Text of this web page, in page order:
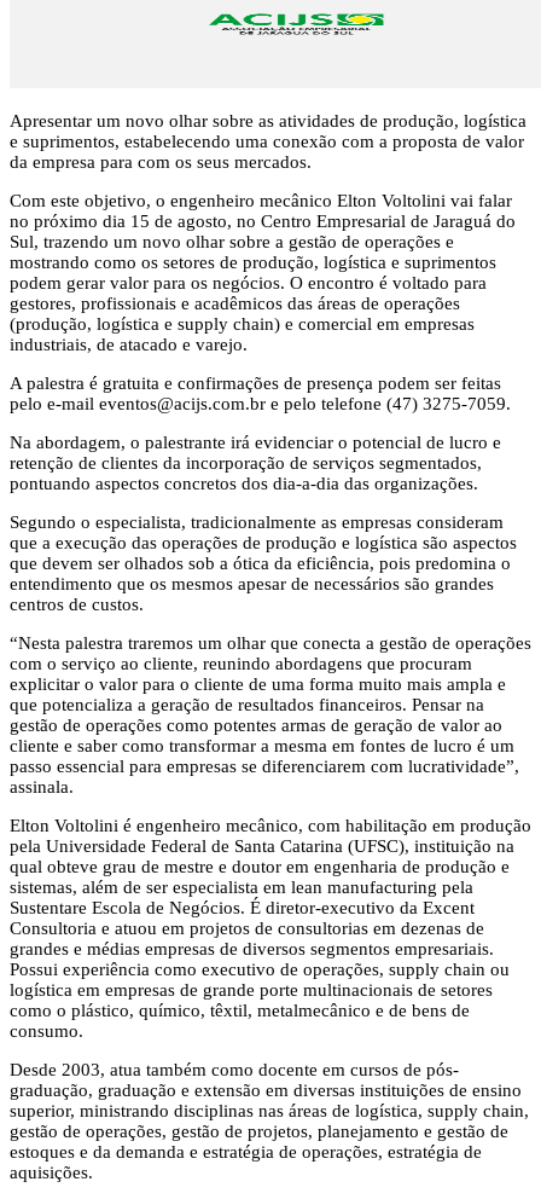
Apresentar um novo olhar sobre as atividades de produção, logística
e suprimentos, estabelecendo uma conexão com a proposta de valor
da empresa para com os seus mercados.
Com este objetivo, o engenheiro mecânico Elton Voltolini vai falar
no próximo dia 15 de agosto, no Centro Empresarial de Jaraguá do
Sul, trazendo um novo olhar sobre a gestão de operações e
mostrando como os setores de produção, logística e suprimentos
podem gerar valor para os negócios. O encontro é voltado para
gestores, profissionais e acadêmicos das áreas de operações
(produção, logística e supply chain) e comercial em empresas
industriais, de atacado e varejo.
A palestra é gratuita e confirmações de presença podem ser feitas
pelo e-mail eventos@acijs.com.br e pelo telefone (47) 3275-7059.
Na abordagem, o palestrante irá evidenciar o potencial de lucro e
retenção de clientes da incorporação de serviços segmentados,
pontuando aspectos concretos dos dia-a-dia das organizações.
Segundo o especialista, tradicionalmente as empresas consideram
que a execução das operações de produção e logística são aspectos
que devem ser olhados sob a ótica da eficiência, pois predomina o
entendimento que os mesmos apesar de necessários são grandes
centros de custos.
“Nesta palestra traremos um olhar que conecta a gestão de operações
com o serviço ao cliente, reunindo abordagens que procuram
explicitar o valor para o cliente de uma forma muito mais ampla e
que potencializa a geração de resultados financeiros. Pensar na
gestão de operações como potentes armas de geração de valor ao
cliente e saber como transformar a mesma em fontes de lucro é um
passo essencial para empresas se diferenciarem com lucratividade”,
assinala.
Elton Voltolini é engenheiro mecânico, com habilitação em produção
pela Universidade Federal de Santa Catarina (UFSC), instituição na
qual obteve grau de mestre e doutor em engenharia de produção e
sistemas, além de ser especialista em lean manufacturing pela
Sustentare Escola de Negócios. É diretor-executivo da Excent
Consultoria e atuou em projetos de consultorias em dezenas de
grandes e médias empresas de diversos segmentos empresariais.
Possui experiência como executivo de operações, supply chain ou
logística em empresas de grande porte multinacionais de setores
como o plástico, químico, têxtil, metalmecânico e de bens de
consumo.
Desde 2003, atua também como docente em cursos de pós-
graduação, graduação e extensão em diversas instituições de ensino
superior, ministrando disciplinas nas áreas de logística, supply chain,
gestão de operações, gestão de projetos, planejamento e gestão de
estoques e da demanda e estratégia de operações, estratégia de
aquisições.